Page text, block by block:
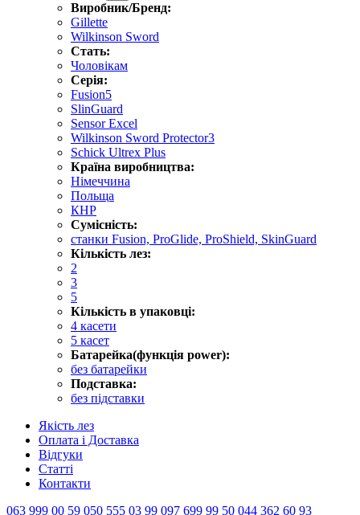
Виробник/Бренд:
Gillette
Wilkinson Sword
Стать:
Чоловікам
Серія:
Fusion5
SlinGuard
Sensor Excel
Wilkinson Sword Protector3
Schick Ultrex Plus
Країна виробництва:
Німеччина
Польща
КНР
Сумісність:
станки Fusion, ProGlide, ProShield, SkinGuard
Кількість лез:
2
3
5
Кількість в упаковці:
4 касети
5 касет
Батарейка(функція power):
без батарейки
Подставка:
без підставки
Якість лез
Оплата і Доставка
Відгуки
Статті
Контакти
063 999 00 59 050 555 03 99 097 699 99 50 044 362 60 93